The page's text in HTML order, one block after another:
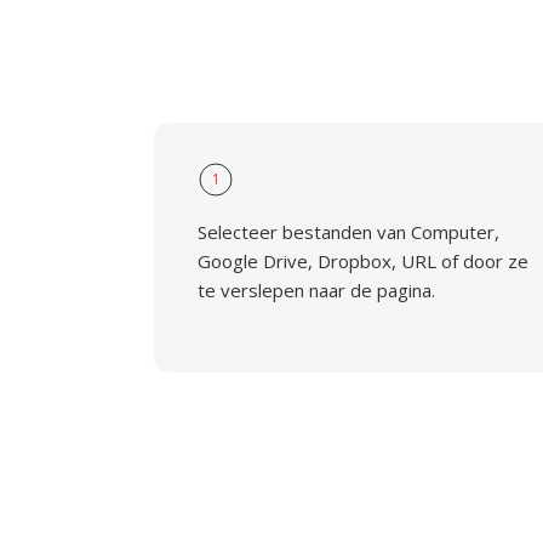
1
Selecteer bestanden van Computer,
Google Drive, Dropbox, URL of door ze
te verslepen naar de pagina.